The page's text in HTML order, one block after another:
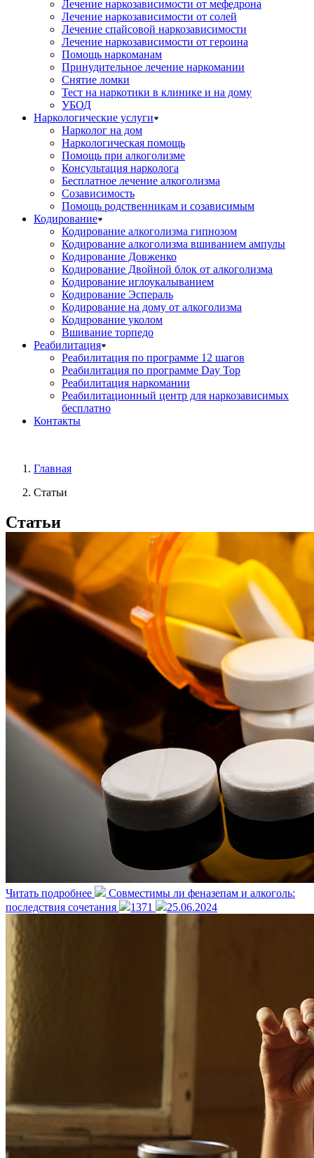
Лечение наркозависимости от мефедрона
Лечение наркозависимости от солей
Лечение спайсовой наркозависимости
Лечение наркозависимости от героина
Помощь наркоманам
Принудительное лечение наркомании
Снятие ломки
Тест на наркотики в клинике и на дому
УБОД
Наркологические услуги
Нарколог на дом
Наркологическая помощь
Помощь при алкоголизме
Консультация нарколога
Бесплатное лечение алкоголизма
Созависимость
Помощь родственникам и созависимым
Кодирование
Кодирование алкоголизма гипнозом
Кодирование алкоголизма вшиванием ампулы
Кодирование Довженко
Кодирование Двойной блок от алкоголизма
Кодирование иглоукалыванием
Кодирование Эспераль
Кодирование на дому от алкоголизма
Кодирование уколом
Вшивание торпедо
Реабилитация
Реабилитация по программе 12 шагов
Реабилитация по программе Day Top
Реабилитация наркомании
Реабилитационный центр для наркозависимых
бесплатно
Контакты
Главная
Статьи
Статьи
Читать подробнее
Совместимы ли феназепам и алкоголь:
последствия сочетания
1371 25.06.2024